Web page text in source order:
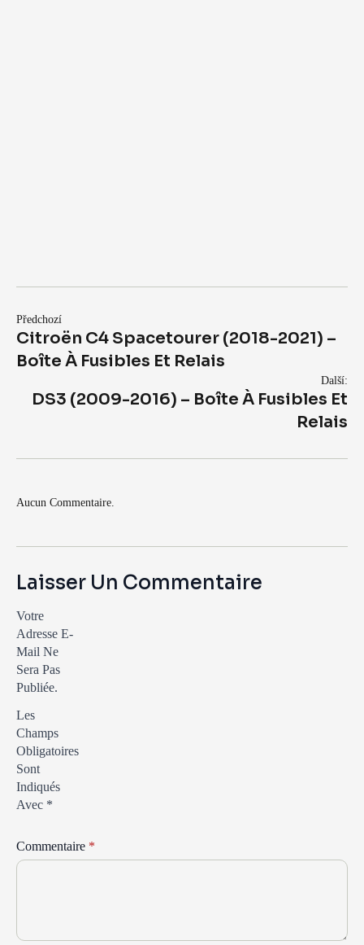
Předchozí
Citroën C4 Spacetourer (2018-2021) –
Boîte À Fusibles Et Relais
Další:
DS3 (2009-2016) – Boîte À Fusibles Et
Relais
Aucun Commentaire.
Laisser Un Commentaire
Votre
Adresse E-
Mail Ne
Sera Pas
Publiée.
Les
Champs
Obligatoires
Sont
Indiqués
Avec *
Commentaire *